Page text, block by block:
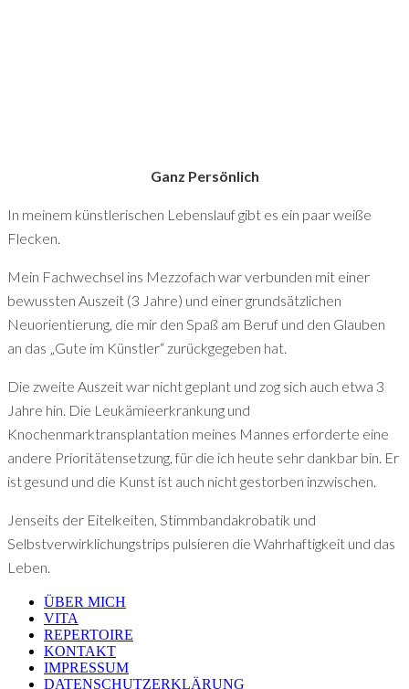
Ganz Persönlich
In meinem künstlerischen Lebenslauf gibt es ein paar weiße
Flecken.
Mein Fachwechsel ins Mezzofach war verbunden mit einer
bewussten Auszeit (3 Jahre) und einer grundsätzlichen
Neuorientierung, die mir den Spaß am Beruf und den Glauben
an das „Gute im Künstler“ zurückgegeben hat.
Die zweite Auszeit war nicht geplant und zog sich auch etwa 3
Jahre hin. Die Leukämieerkrankung und
Knochenmarktransplantation meines Mannes erforderte eine
andere Prioritätensetzung, für die ich heute sehr dankbar bin. Er
ist gesund und die Kunst ist auch nicht gestorben inzwischen.
Jenseits der Eitelkeiten, Stimmbandakrobatik und
Selbstverwirklichungstrips pulsieren die Wahrhaftigkeit und das
Leben.
ÜBER MICH
VITA
REPERTOIRE
KONTAKT
IMPRESSUM
DATENSCHUTZERKLÄRUNG